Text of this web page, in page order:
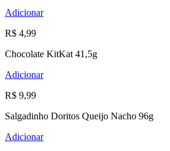
Adicionar
R$ 4,99
Chocolate KitKat 41,5g
Adicionar
R$ 9,99
Salgadinho Doritos Queijo Nacho 96g
Adicionar